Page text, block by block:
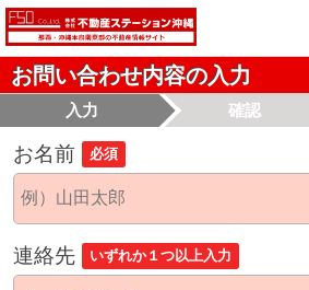
お問い合わせ内容の入力
入力 確認
お名前 必須
連絡先 いずれか１つ以上入力